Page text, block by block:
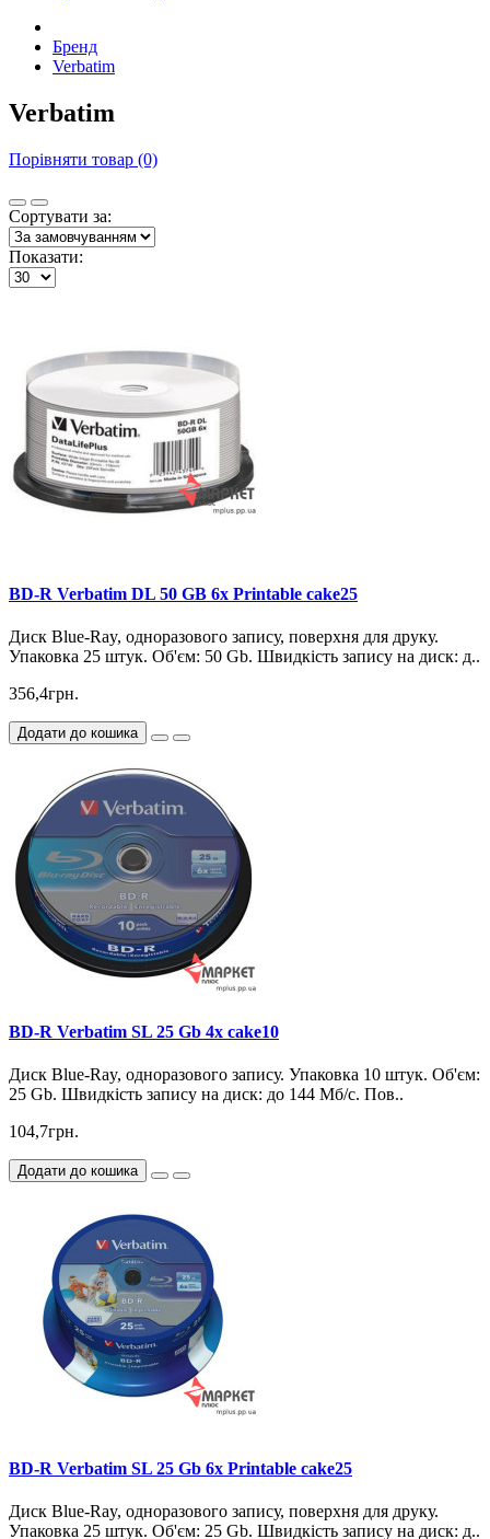
Бренд
Verbatim
Verbatim
Порівняти товар (0)
Сортувати за:
Показати:
BD-R Verbatim DL 50 GB 6x Printable cake25
Диск Blue-Ray, одноразового запису, поверхня для друку.
Упаковка 25 штук. Об'єм: 50 Gb. Швидкість запису на диск: д..
356,4грн.
Додати до кошика
BD-R Verbatim SL 25 Gb 4x cake10
Диск Blue-Ray, одноразового запису. Упаковка 10 штук. Об'єм:
25 Gb. Швидкість запису на диск: до 144 Мб/с. Пов..
104,7грн.
Додати до кошика
BD-R Verbatim SL 25 Gb 6x Printable cake25
Диск Blue-Ray, одноразового запису, поверхня для друку.
Упаковка 25 штук. Об'єм: 25 Gb. Швидкість запису на диск: д..